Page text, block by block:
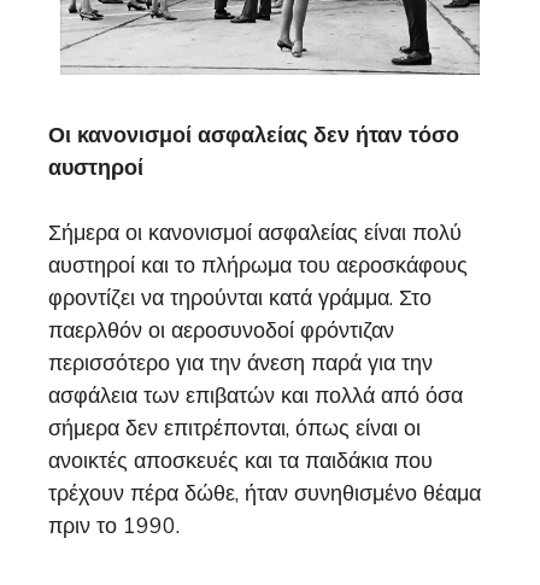
Οι κανονισμοί ασφαλείας δεν ήταν τόσο
αυστηροί
Σήμερα οι κανονισμοί ασφαλείας είναι πολύ
αυστηροί και το πλήρωμα του αεροσκάφους
φροντίζει να τηρούνται κατά γράμμα. Στο
παερλθόν οι αεροσυνοδοί φρόντιζαν
περισσότερο για την άνεση παρά για την
ασφάλεια των επιβατών και πολλά από όσα
σήμερα δεν επιτρέπονται, όπως είναι οι
ανοικτές αποσκευές και τα παιδάκια που
τρέχουν πέρα δώθε, ήταν συνηθισμένο θέαμα
πριν το 1990.